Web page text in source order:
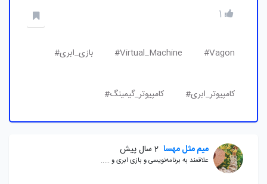
1
Vagon#
Virtual_Machine# بازی_ابری#
کامپیوتر_ابری# کامپیوتر_گیمینگ#
میم مثل مهسا 2 سال پیش
علاقمند به برنامه‌نویسی و بازی ابری و .....